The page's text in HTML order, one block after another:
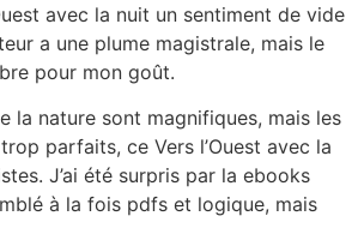
avec la nuit un sentiment de vide
a une plume magistrale, mais le
pour mon goût.
la nature sont magnifiques, mais les
parfaits, ce Vers l’Ouest avec la
J’ai été surpris par la ebooks
à la fois pdfs et logique, mais